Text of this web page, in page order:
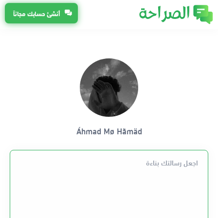
أنشئ حسابك مجاناً
Áhmad Mø Hãmäd